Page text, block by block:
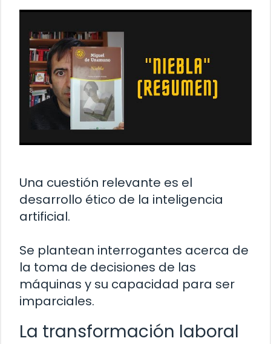
Una cuestión relevante es el
desarrollo ético de la inteligencia
artificial.
Se plantean interrogantes acerca de
la toma de decisiones de las
máquinas y su capacidad para ser
imparciales.
La transformación laboral